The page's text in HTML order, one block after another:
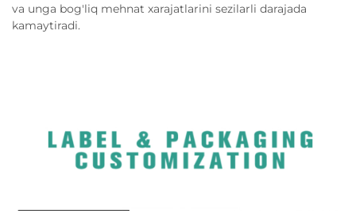
va unga bog'liq mehnat xarajatlarini sezilarli darajada
kamaytiradi.